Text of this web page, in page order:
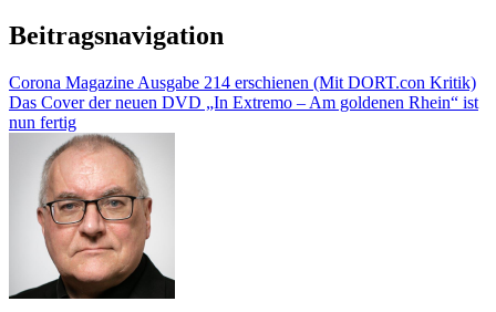
Beitragsnavigation
Corona Magazine Ausgabe 214 erschienen (Mit DORT.con Kritik)
Das Cover der neuen DVD „In Extremo – Am goldenen Rhein“ ist
nun fertig